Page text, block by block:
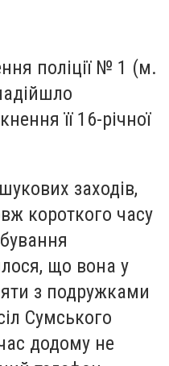
поліції № 1 (м.
її 16-річної
заходів,
короткого часу
що вона у
з подружками
Сумського
додому не